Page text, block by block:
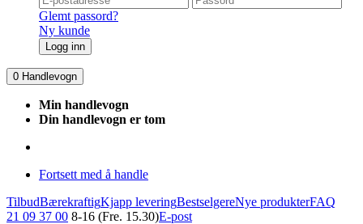
Glemt passord?
Ny kunde
Logg inn
0 Handlevogn
Min handlevogn
Din handlevogn er tom
Fortsett med å handle
TilbudBærekraftigKjapp leveringBestselgereNye produkterFAQ
21 09 37 00 8-16 (Fre. 15.30)E-post